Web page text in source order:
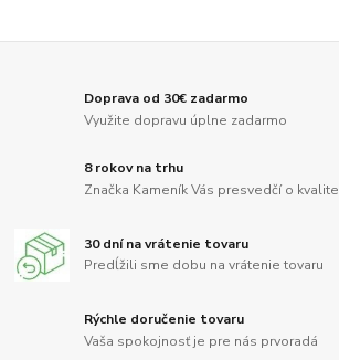
Doprava od 30€ zadarmo
Využite dopravu úplne zadarmo
8 rokov na trhu
Značka Kameník Vás presvedčí o kvalite
30 dní na vrátenie tovaru
Predĺžili sme dobu na vrátenie tovaru
Rýchle doručenie tovaru
Vaša spokojnosť je pre nás prvoradá